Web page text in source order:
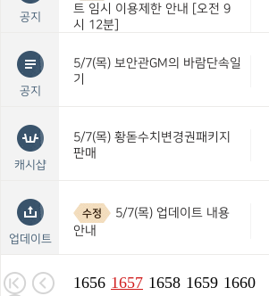
공지
트 임시 이용제한 안내 [오전 9
시 12분]
공지
5/7(목) 보안관GM의 바람단속일
기
캐시샵
5/7(목) 황돋수치변경권패키지
판매
업데이트
수정
5/7(목) 업데이트 내용
안내
1656 1657 1658 1659 1660